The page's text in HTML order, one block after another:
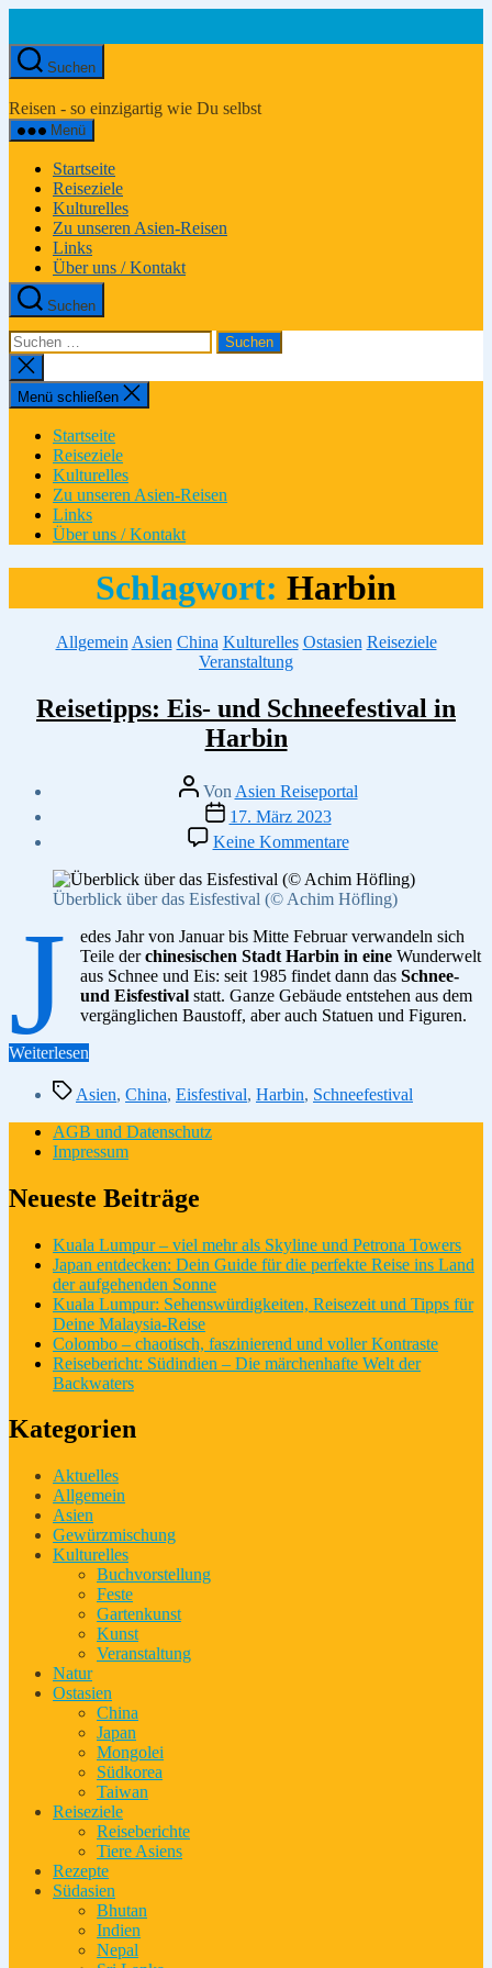
springen
Suchen
Reiseportal
Reisen - so einzigartig wie Du selbst
Menü
Startseite
Reiseziele
Kulturelles
Zu unseren Asien-Reisen
Links
Über uns / Kontakt
Suchen
Suchen
nach:
Suche
schließen
Menü schließen
Startseite
Reiseziele
Kulturelles
Zu unseren Asien-Reisen
Links
Über uns / Kontakt
Schlagwort: Harbin
Kategorien
Allgemein Asien China Kulturelles Ostasien Reiseziele
Veranstaltung
Reisetipps: Eis- und Schneefestival in
Harbin
Beitragsautor
Von Asien Reiseportal
Veröffentlichungsdatum
17. März 2023
Keine Kommentarezu
Reisetipps:
Eis-
und
Schneefestival
in
Harbin
Überblick über das Eisfestival (© Achim Höfling)
J
edes Jahr von Januar bis Mitte Februar verwandeln sich
Teile derchinesischen Stadt Harbin in eineWunderwelt
aus Schnee und Eis: seit 1985 findet dann dasSchnee-
und Eisfestival statt. Ganze Gebäude entstehen aus dem
vergänglichen Baustoff, aber auch Statuen und Figuren.
Weiterlesen
und
in
Harbin”
Schlagwörter
Asien, China, Eisfestival, Harbin, Schneefestival
AGB und Datenschutz
Impressum
Neueste Beiträge
Kuala Lumpur – viel mehr als Skyline und Petrona Towers
Japan entdecken: Dein Guide für die perfekte Reise ins Land
der aufgehenden Sonne
Kuala Lumpur: Sehenswürdigkeiten, Reisezeit und Tipps für
Deine Malaysia-Reise
Colombo – chaotisch, faszinierend und voller Kontraste
Reisebericht: Südindien – Die märchenhafte Welt der
Backwaters
Kategorien
Aktuelles
Allgemein
Asien
Gewürzmischung
Kulturelles
Buchvorstellung
Feste
Gartenkunst
Kunst
Veranstaltung
Natur
Ostasien
China
Japan
Mongolei
Südkorea
Taiwan
Reiseziele
Reiseberichte
Tiere Asiens
Rezepte
Südasien
Bhutan
Indien
Nepal